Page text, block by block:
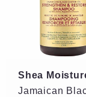
Shea
Jamaican